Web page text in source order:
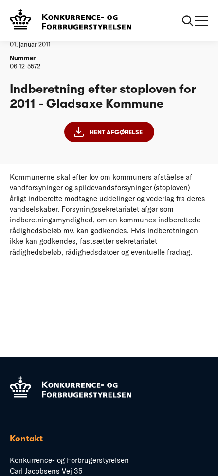
Vandtilsyn
01. januar 2011
Nummer
06-12-5572
Indberetning efter stoploven for
2011 - Gladsaxe Kommune
HENT AFGØRELSE
Kommunerne skal efter lov om kommuners afståelse af
vandforsyninger og spildevandsforsyninger (stoploven)
årligt indberette modtagne uddelinger og vederlag fra deres
vandselskaber. Forsyningssekretariatet afgør som
indberetningsmyndighed, om en kommunes indberettede
rådighedsbeløb mv. kan godkendes. Hvis indberetningen
ikke kan godkendes, fastsætter sekretariatet
rådighedsbeløb, rådighedsdatoer og eventuelle fradrag.
Kontakt
Konkurrence- og Forbrugerstyrelsen
Carl Jacobsens Vej 35